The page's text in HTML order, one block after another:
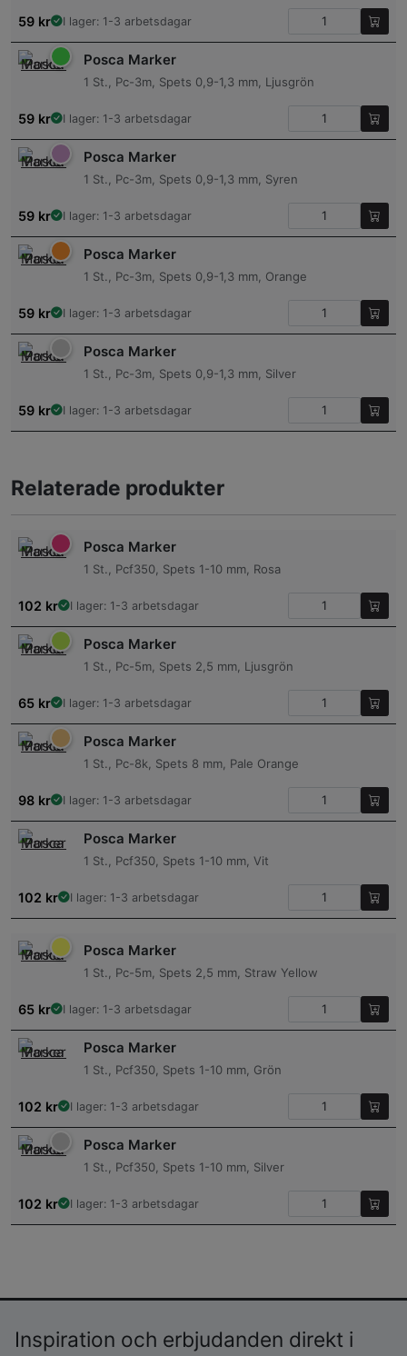
59 kr I lager: 1-3 arbetsdagar
Posca Marker
1 St., Pc-3m, Spets 0,9-1,3 mm, Ljusgrön
59 kr I lager: 1-3 arbetsdagar
Posca Marker
1 St., Pc-3m, Spets 0,9-1,3 mm, Syren
59 kr I lager: 1-3 arbetsdagar
Posca Marker
1 St., Pc-3m, Spets 0,9-1,3 mm, Orange
59 kr I lager: 1-3 arbetsdagar
Posca Marker
1 St., Pc-3m, Spets 0,9-1,3 mm, Silver
59 kr I lager: 1-3 arbetsdagar
Relaterade produkter
Posca Marker
1 St., Pcf350, Spets 1-10 mm, Rosa
102 kr I lager: 1-3 arbetsdagar
Posca Marker
1 St., Pc-5m, Spets 2,5 mm, Ljusgrön
65 kr I lager: 1-3 arbetsdagar
Posca Marker
1 St., Pc-8k, Spets 8 mm, Pale Orange
98 kr I lager: 1-3 arbetsdagar
Posca Marker
1 St., Pcf350, Spets 1-10 mm, Vit
102 kr I lager: 1-3 arbetsdagar
Posca Marker
1 St., Pc-5m, Spets 2,5 mm, Straw Yellow
65 kr I lager: 1-3 arbetsdagar
Posca Marker
1 St., Pcf350, Spets 1-10 mm, Grön
102 kr I lager: 1-3 arbetsdagar
Posca Marker
1 St., Pcf350, Spets 1-10 mm, Silver
102 kr I lager: 1-3 arbetsdagar
Inspiration och erbjudanden direkt i